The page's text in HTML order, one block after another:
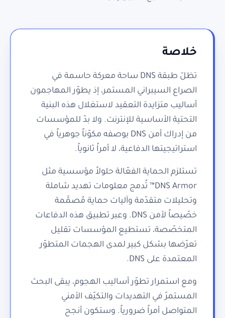
خلاصة
تظلّ طبقة DNS ساحة معركة حاسمة في
الصراع السيبراني المستمر، إذ يطوّر المهاجمون
أساليب متزايدة التعقيد لاستغلال هذه البنية
التحتية الأساسية للإنترنت. ولا بدّ للمؤسسات
من إدراك أمن DNS بوصفه مكوّناً جوهرياً في
استراتيجيتها الدفاعية، لا أمراً ثانوياً.
تستلزم الحماية الفعّالة حلولاً مؤسسية مثل
DNS Armor™ تُدمج معلومات تهديد شاملة
وتحليلات متقدّمة وآليات حماية مُصمَّمة
خصّيصاً لأمن DNS. وعبر تطبيق هذه الدفاعات
المتخصّصة، تستطيع المؤسسات تقليل
تعرّضها بشكل كبير لمدى الهجمات المتطوّر
المعتمدة على DNS.
ومع استمرار تطوّر أساليب الهجوم، يبقى البحث
المستمرّ في التهديدات والتكيّف الأمني
المتواصل أمراً ضرورياً. وستكون أنجح